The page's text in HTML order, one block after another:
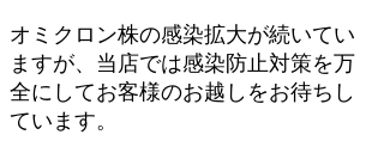
オミクロン株の感染拡大が続いてい
ますが、当店では感染防止対策を万
全にしてお客様のお越しをお待ちし
ています。